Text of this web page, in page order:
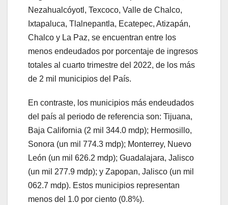
Nezahualcóyotl, Texcoco, Valle de Chalco,
Ixtapaluca, Tlalnepantla, Ecatepec, Atizapán,
Chalco y La Paz, se encuentran entre los
menos endeudados por porcentaje de ingresos
totales al cuarto trimestre del 2022, de los más
de 2 mil municipios del País.
En contraste, los municipios más endeudados
del país al periodo de referencia son: Tijuana,
Baja California (2 mil 344.0 mdp); Hermosillo,
Sonora (un mil 774.3 mdp); Monterrey, Nuevo
León (un mil 626.2 mdp); Guadalajara, Jalisco
(un mil 277.9 mdp); y Zapopan, Jalisco (un mil
062.7 mdp). Estos municipios representan
menos del 1.0 por ciento (0.8%).